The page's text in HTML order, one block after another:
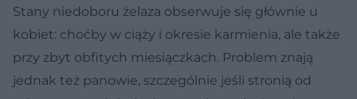
Stany niedoboru żelaza obserwuje się głównie u
kobiet: choćby w ciąży i okresie karmienia, ale także
przy zbyt obfitych miesiączkach. Problem znają
jednak też panowie, szczególnie jeśli stronią od